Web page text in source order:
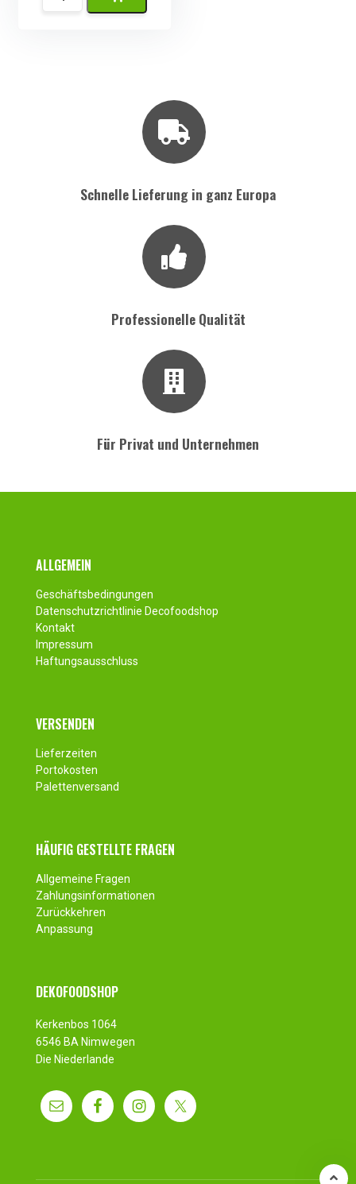
Schnelle Lieferung in ganz Europa
Professionelle Qualität
Für Privat und Unternehmen
Fusszeile
ALLGEMEIN
Geschäftsbedingungen
Datenschutzrichtlinie Decofoodshop
Kontakt
Impressum
Haftungsausschluss
VERSENDEN
Lieferzeiten
Portokosten
Palettenversand
HÄUFIG GESTELLTE FRAGEN
Allgemeine Fragen
Zahlungsinformationen
Zurückkehren
Anpassung
DEKOFOODSHOP
Kerkenbos 1064
6546 BA Nimwegen
Die Niederlande